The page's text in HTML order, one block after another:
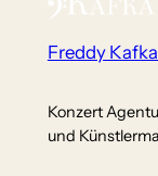
Freddy
Konzert
und